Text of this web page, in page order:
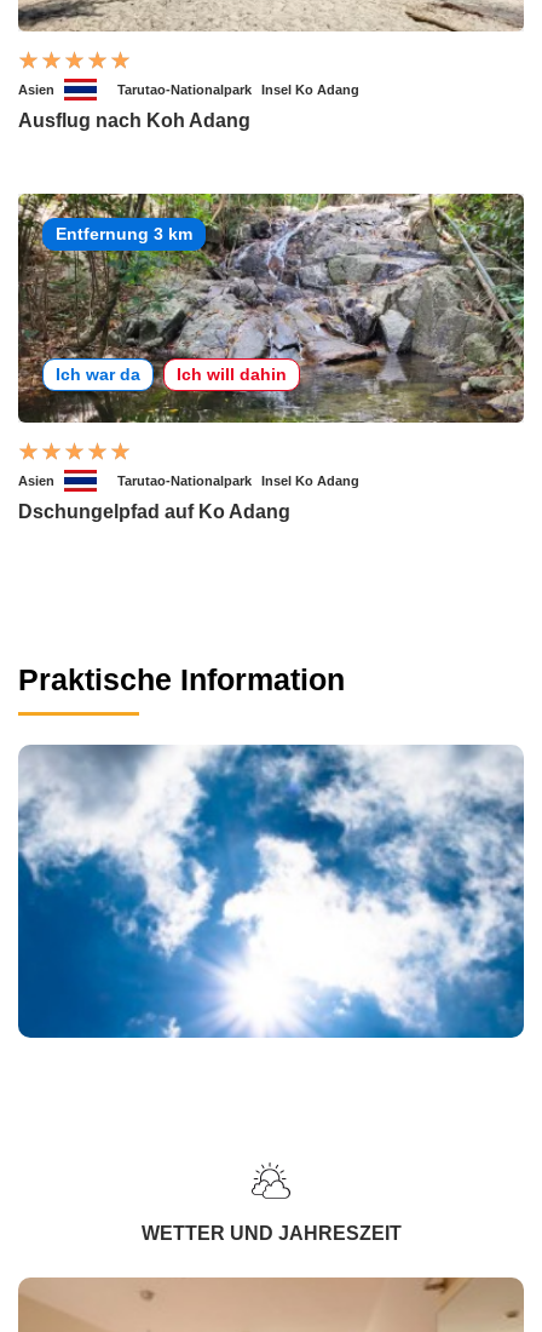
Asien Tarutao-Nationalpark Insel Ko Adang
Ausflug nach Koh Adang
Entfernung 3 km
Ich war da Ich will dahin
Asien Tarutao-Nationalpark Insel Ko Adang
Dschungelpfad auf Ko Adang
Praktische Information
WETTER UND JAHRESZEIT